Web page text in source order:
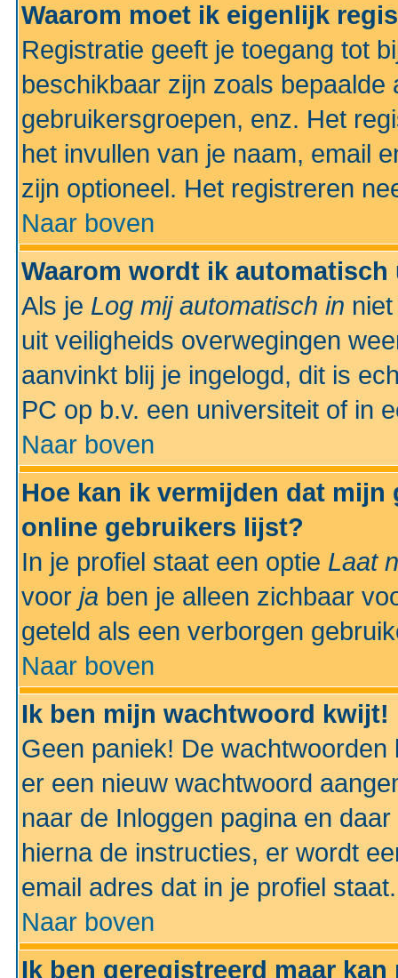
Waarom moet ik eigenlijk
Registratie geeft je toegang tot
beschikbaar zijn zoals
gebruikersgroepen, enz. Het
het invullen van je naam, email
zijn optioneel. Het registreren
Naar boven
Waarom wordt ik
Als je Log mij automatisch in
uit veiligheids overwegingen
aanvinkt blij je ingelogd, dit is
PC op b.v. een universiteit of in
Naar boven
Hoe kan ik vermijden dat
online gebruikers lijst?
In je profiel staat een optie Laat
voor ja ben je alleen zichbaar
geteld als een verborgen
Naar boven
Ik ben mijn wachtwoord kwijt!
Geen paniek! De
er een nieuw wachtwoord
naar de Inloggen pagina en
hierna de instructies, er wordt
email adres dat in je profiel staat.
Naar boven
Ik ben geregistreerd maar